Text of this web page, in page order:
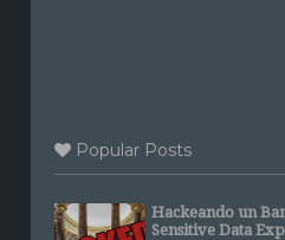
Popular Posts
Hackeando un
Sensitive Data